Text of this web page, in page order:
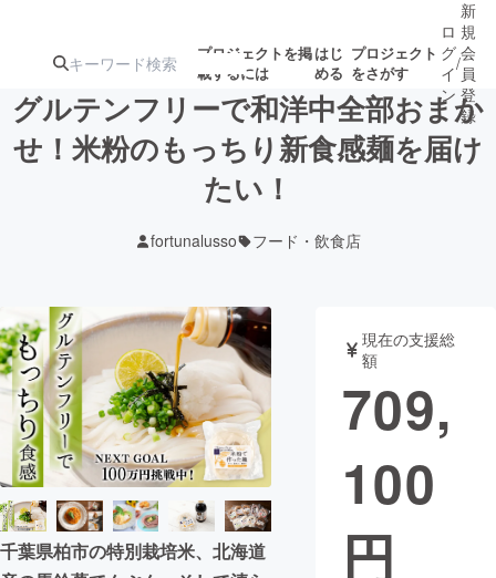
プロジェクトを掲
載するには
はじ
める
プロジェクト
をさがす
注目の新着プロ 募集終了が近いプ
テクノロジー・ガジェット
映像・映画 書籍・雑誌
ビジネス・起業 チャレンジ
まちづくり・地域活性化
ロ
グ
イ
ン
/
新
規
会
員
登
録
グルテンフリーで和洋中全部おまか
せ！米粉のもっちり新食感麺を届け
たい！
fortunalusso フード・飲食店
千葉県柏市の特別栽培米、北海道
現在の支援総
額
709,
100
円